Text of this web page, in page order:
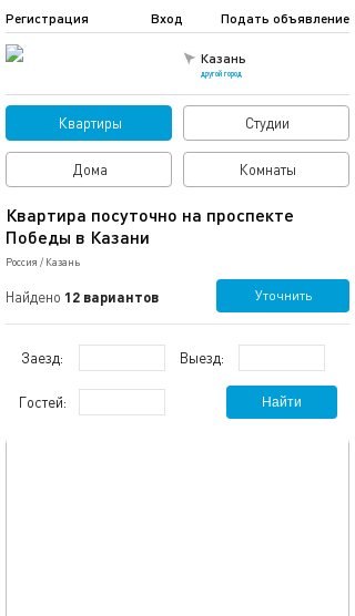
Казань
другой город
Подать объявление
Регистрация Вход
Квартиры Студии
Дома Комнаты
Квартира посуточно на проспекте
Победы в Казани
Россия / Казань
Найдено 12 вариантов Уточнить
Заезд: Выезд:
Гостей: Найти